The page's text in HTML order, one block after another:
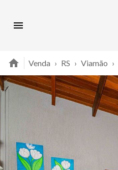
Venda › RS › Viamão ›